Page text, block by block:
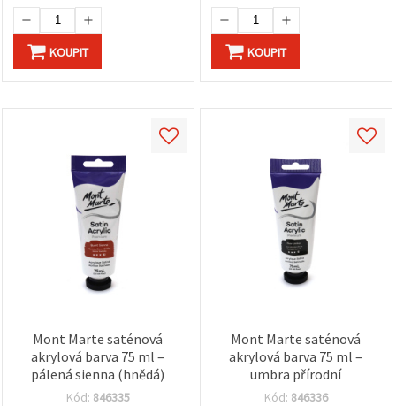
KOUPIT KOUPIT
Mont Marte saténová
akrylová barva 75 ml –
pálená sienna (hnědá)
Kód: 846335
Mont Marte saténová
akrylová barva 75 ml –
umbra přírodní
Kód: 846336